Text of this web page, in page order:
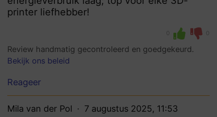
printer liefhebber!
0 0
Review handmatig gecontroleerd en goedgekeurd.
Bekijk ons beleid
Reageer
Mila van der Pol 7 augustus 2025, 11:53